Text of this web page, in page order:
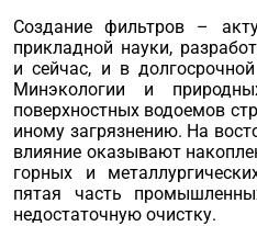
Создание фильтров –
прикладной науки,
и сейчас, и в
Минэкологии и
поверхностных водоемов
иному загрязнению. На
влияние оказывают
горных и
пятая часть
недостаточную очистку.